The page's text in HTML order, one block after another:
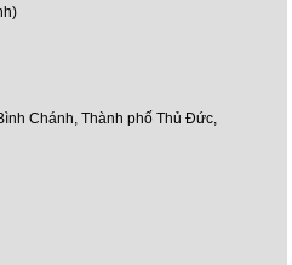
Chánh, Thành phố Thủ Đức,